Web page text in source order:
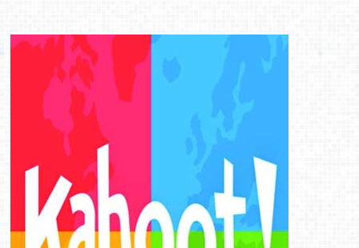
την
Παγκόσμια
Ημέρα
Εκπαίδευσης
στην
τάξη